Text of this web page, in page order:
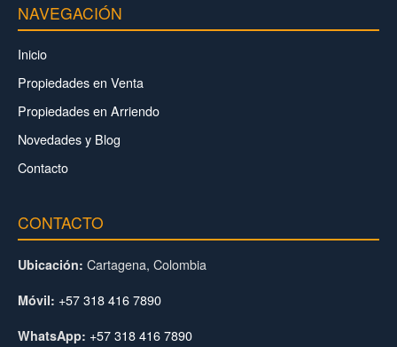
NAVEGACIÓN
Inicio
Propiedades en Venta
Propiedades en Arriendo
Novedades y Blog
Contacto
CONTACTO
Ubicación: Cartagena, Colombia
Móvil: +57 318 416 7890
WhatsApp: +57 318 416 7890